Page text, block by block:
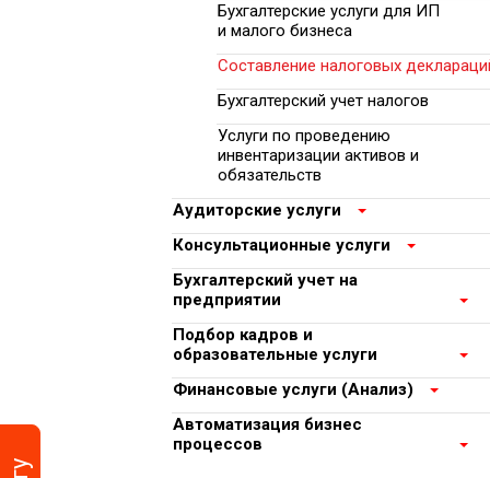
Автоматизация
процессов
Бухгалтерские услуги для ИП
и малого бизнеса
Составление налоговых
Бухгалтерский учет налогов
Услуги по проведению
инвентаризации активов и
обязательств
Аудиторские услуги
Консультационные услуги
Бухгалтерский учет на
предприятии
Подбор кадров и
образовательные услуги
Финансовые услуги (Анализ)
Автоматизация бизнес
процессов